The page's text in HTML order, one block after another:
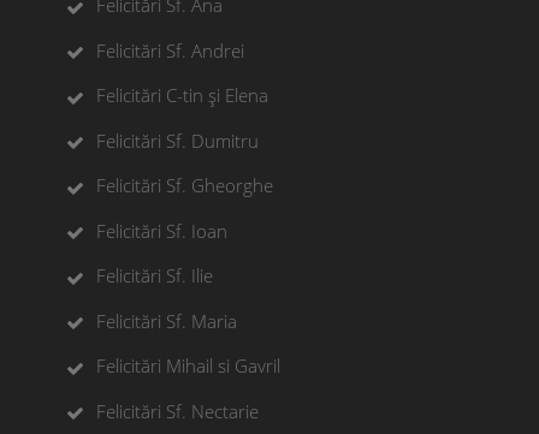
Felicitări Sf. Ana
Felicitări Sf. Andrei
Felicitări C-tin și Elena
Felicitări Sf. Dumitru
Felicitări Sf. Gheorghe
Felicitări Sf. Ioan
Felicitări Sf. Ilie
Felicitări Sf. Maria
Felicitări Mihail si Gavril
Felicitări Sf. Nectarie